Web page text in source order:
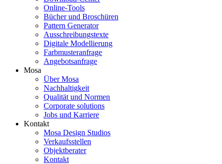
Online-Tools
Bücher und Broschüren
Pattern Generator
Ausschreibungstexte
Digitale Modellierung
Farbmusteranfrage
Angebotsanfrage
Mosa
Über Mosa
Nachhaltigkeit
Qualität und Normen
Corporate solutions
Jobs und Karriere
Kontakt
Mosa Design Studios
Verkaufsstellen
Objektberater
Kontakt